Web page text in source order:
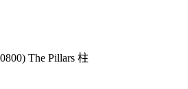
The Pillars 柱